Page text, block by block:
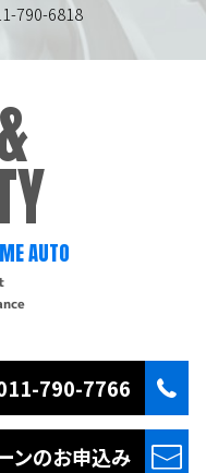
790-6818
AUTO
790-7766
ンのお申込み